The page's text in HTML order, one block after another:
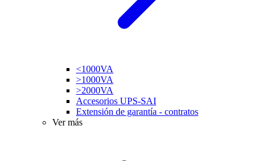
<1000VA
>1000VA
>2000VA
Accesorios UPS-SAI
Extensión de garantía - contratos
Ver más